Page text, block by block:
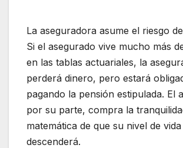
La aseguradora asume el riesgo
Si el asegurado vive mucho más
en las tablas actuariales, la
perderá dinero, pero estará
pagando la pensión estipulada. El
por su parte, compra la
matemática de que su nivel de vida
descenderá.